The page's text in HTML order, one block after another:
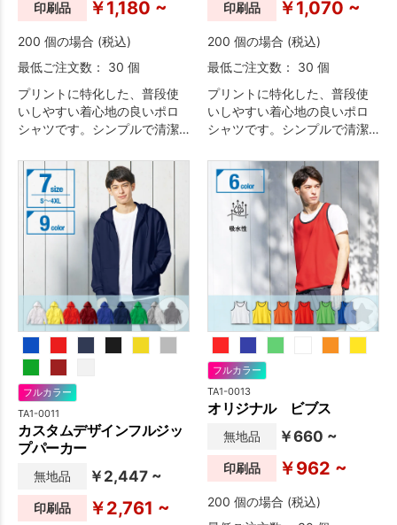
印刷品 ￥1,180 ~
200 個の場合 (税込)
最低ご注文数： 30 個
プリントに特化した、普段使
いしやすい着心地の良いポロ
シャツです。シンプルで清潔
ベント・物販・ユニフォーム
など幅広い用途におすすめで
す。
印刷品 ￥1,070 ~
200 個の場合 (税込)
最低ご注文数： 30 個
プリントに特化した、普段使
いしやすい着心地の良いポロ
シャツです。シンプルで清潔
ベント・物販・ユニフォーム
など幅広い用途におすすめで
フルカラー
TA1-0011
カスタムデザインフルジッ
プパーカー
無地品 ￥2,447 ~
印刷品 ￥2,761 ~
フルカラー
TA1-0013
オリジナル ビブス
無地品 ￥660 ~
印刷品 ￥962 ~
200 個の場合 (税込)